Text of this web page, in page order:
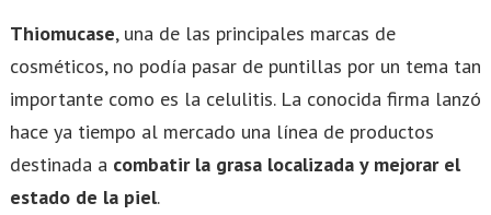
Thiomucase, una de las principales marcas de
cosméticos, no podía pasar de puntillas por un tema tan
importante como es la celulitis. La conocida firma lanzó
hace ya tiempo al mercado una línea de productos
destinada a combatir la grasa localizada y mejorar el
estado de la piel.